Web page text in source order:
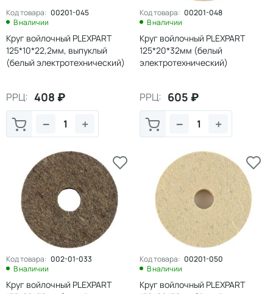
Код товара: 00201-045
В наличии
Круг войлочный PLEXPART
125*10*22,2мм, выпуклый
(белый электротехнический)
РРЦ: 408 ₽
+
−
Код товара: 00201-048
В наличии
Круг войлочный PLEXPART
125*20*32мм (белый
электротехнический)
РРЦ: 605 ₽
+
−
Код товара: 002-01-033
В наличии
Круг войлочный PLEXPART
Код товара: 00201-050
В наличии
Круг войлочный PLEXPART